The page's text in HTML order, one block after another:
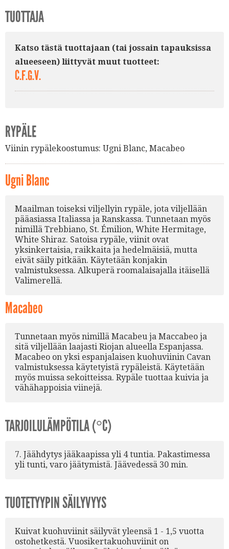
TUOTTAJA
Katso tästä tuottajaan (tai jossain tapauksissa
alueeseen) liittyvät muut tuotteet:
C.F.G.V.
RYPÄLE
Viinin rypälekoostumus: Ugni Blanc, Macabeo
Ugni Blanc
Maailman toiseksi viljellyin rypäle, jota viljellään
pääasiassa Italiassa ja Ranskassa. Tunnetaan myös
nimillä Trebbiano, St. Émilion, White Hermitage,
White Shiraz. Satoisa rypäle, viinit ovat
yksinkertaisia, raikkaita ja hedelmäisiä, mutta
eivät säily pitkään. Käytetään konjakin
valmistuksessa. Alkuperä roomalaisajalla itäisellä
Valimerellä.
Macabeo
Tunnetaan myös nimillä Macabeu ja Maccabeo ja
sitä viljellään laajasti Riojan alueella Espanjassa.
Macabeo on yksi espanjalaisen kuohuviinin Cavan
valmistuksessa käytetyistä rypäleistä. Käytetään
myös muissa sekoitteissa. Rypäle tuottaa kuivia ja
vähähappoisia viinejä.
TARJOILULÄMPÖTILA (°C)
7. Jäähdytys jääkaapissa yli 4 tuntia. Pakastimessa
yli tunti, varo jäätymistä. Jäävedessä 30 min.
TUOTETYYPIN SÄILYVYYS
Kuivat kuohuviinit säilyvät yleensä 1 - 1,5 vuotta
ostohetkestä. Vuosikertakuohuviinit on